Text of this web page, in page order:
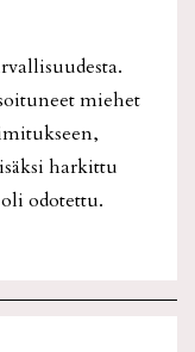
miehet
harkittu
odotettu.